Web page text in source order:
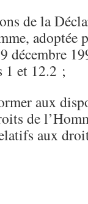
de la
adoptée
décembre
1 et 12.2 ;
aux
de
aux